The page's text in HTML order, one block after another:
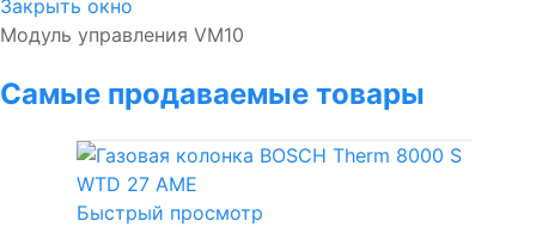
Закрыть окно
Модуль управления VM10
Самые продаваемые товары
Быстрый просмотр